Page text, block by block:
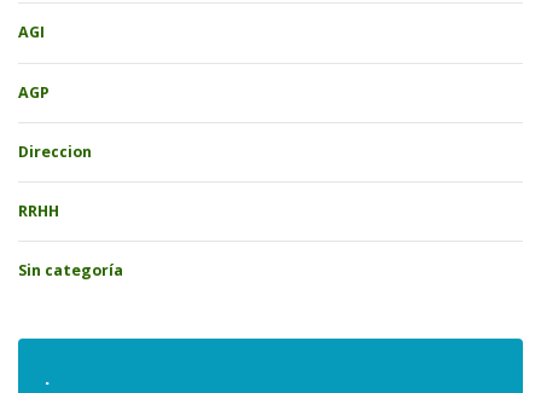
AGI
AGP
Direccion
RRHH
Sin categoría
.